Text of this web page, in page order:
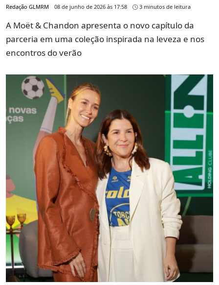
Redação GLMRM 08 de junho de 2026 às 17:58 3 minutos de leitura
A Moët & Chandon apresenta o novo capítulo da
parceria em uma coleção inspirada na leveza e nos
encontros do verão